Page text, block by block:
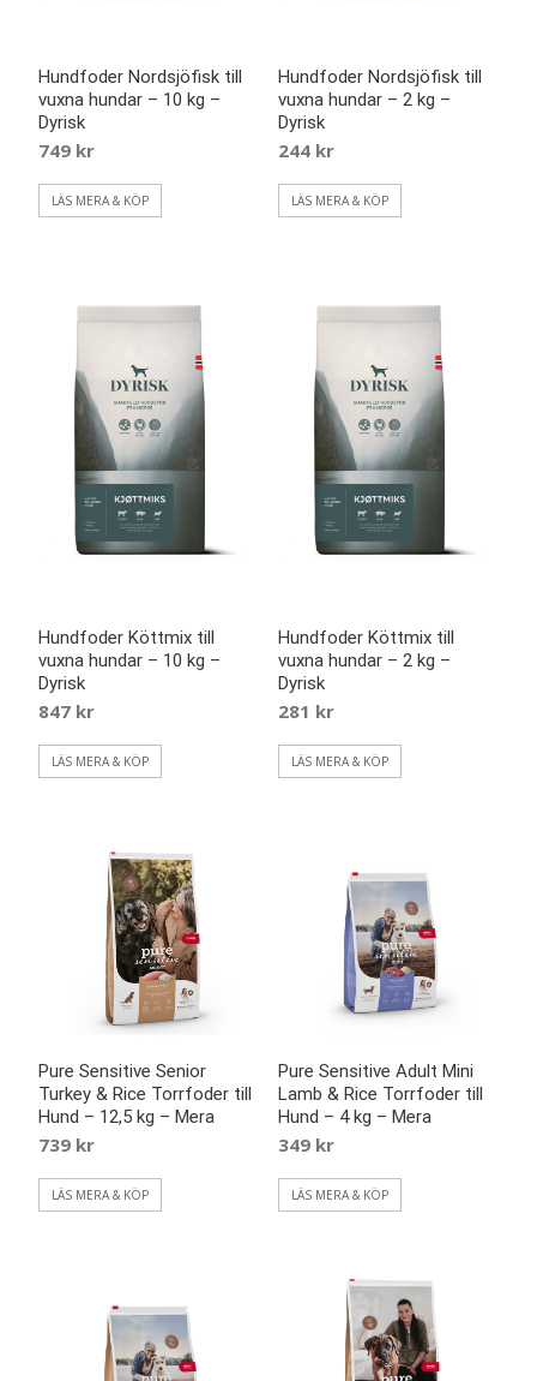
Hundfoder Nordsjöfisk till
vuxna hundar – 10 kg –
Dyrisk
749 kr
LÄS MERA & KÖP
Hundfoder Nordsjöfisk till
vuxna hundar – 2 kg –
Dyrisk
244 kr
LÄS MERA & KÖP
Hundfoder Köttmix till
vuxna hundar – 10 kg –
Dyrisk
847 kr
LÄS MERA & KÖP
Hundfoder Köttmix till
vuxna hundar – 2 kg –
Dyrisk
281 kr
LÄS MERA & KÖP
Pure Sensitive Senior
Turkey & Rice Torrfoder till
Hund – 12,5 kg – Mera
739 kr
LÄS MERA & KÖP
Pure Sensitive Adult Mini
Lamb & Rice Torrfoder till
Hund – 4 kg – Mera
349 kr
LÄS MERA & KÖP